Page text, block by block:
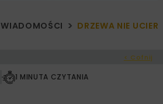
WIADOMOŚCI DRZEWA NIE
< Cofnij
1 MINUTA CZYTANIA